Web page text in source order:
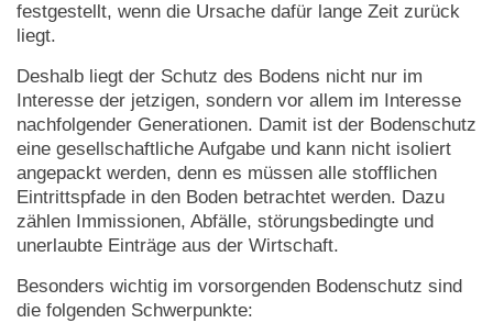
festgestellt, wenn die Ursache dafür lange Zeit zurück
liegt.
Deshalb liegt der Schutz des Bodens nicht nur im
Interesse der jetzigen, sondern vor allem im Interesse
nachfolgender Generationen. Damit ist der Bodenschutz
eine gesellschaftliche Aufgabe und kann nicht isoliert
angepackt werden, denn es müssen alle stofflichen
Eintrittspfade in den Boden betrachtet werden. Dazu
zählen Immissionen, Abfälle, störungsbedingte und
unerlaubte Einträge aus der Wirtschaft.
Besonders wichtig im vorsorgenden Bodenschutz sind
die folgenden Schwerpunkte: